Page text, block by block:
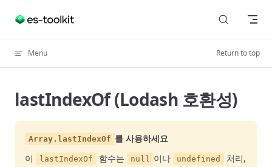
Skip to content
Menu Return to top
lastIndexOf (Lodash 호환성)
Array.lastIndexOf 를 사용하세요
이
lastIndexOf 함수는 null 이나 undefined 처리,